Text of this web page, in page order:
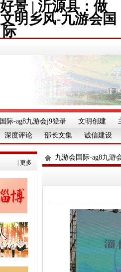
景 | 沂源县：做
明乡风-九游会国
际
际-ag8九游会j9登录 文明创建
深度评论 部长文集 诚信建设
更多
九游会国际-ag8九游